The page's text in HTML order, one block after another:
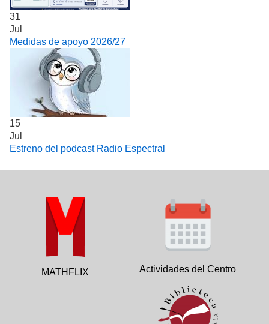
31
Jul
Medidas de apoyo 2026/27
15
Jul
Estreno del podcast Radio Espectral
MATHFLIX Actividades del Centro